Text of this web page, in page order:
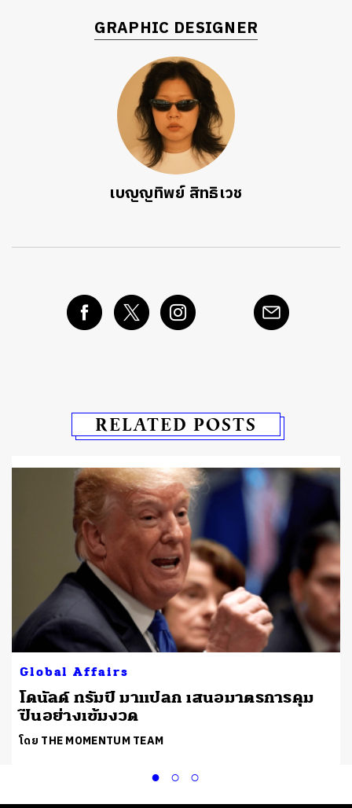
GRAPHIC DESIGNER
เบญญทิพย์ สิทธิเวช
RELATED POSTS
Global Affairs
โดนัลด์ ทรัมป์ มาแปลก เสนอมาตรการคุม
ปืนอย่างเข้มงวด
โดย THE MOMENTUM TEAM